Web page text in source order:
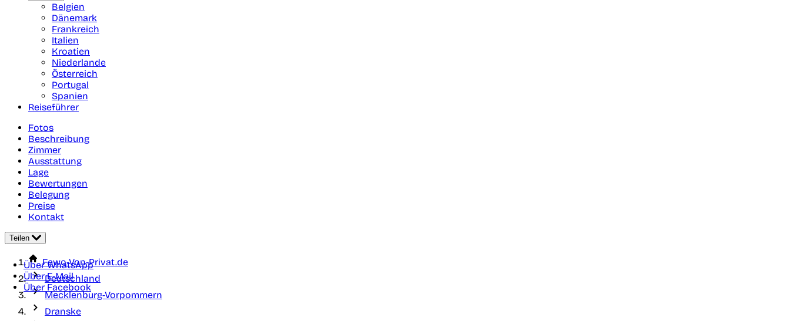
Belgien
Dänemark
Frankreich
Italien
Kroatien
Niederlande
Österreich
Portugal
Spanien
Reiseführer
Fotos
Beschreibung
Zimmer
Ausstattung
Lage
Bewertungen
Belegung
Preise
Kontakt
Teilen
Über WhatsApp
Über E-Mail
Über Facebook
Fewo-Von-Privat.de
Deutschland
Mecklenburg-Vorpommern
Dranske